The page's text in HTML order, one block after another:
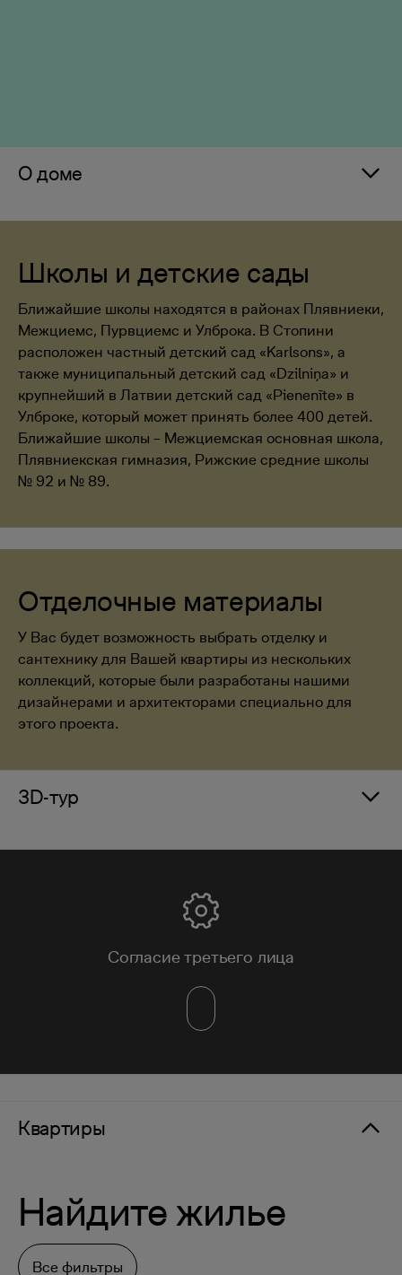
О доме
Школы и детские сады
Ближайшие школы находятся в районах Плявниеки,
Межциемс, Пурвциемс и Улброка. В Стопини
расположен частный детский сад «Karlsons», а
также муниципальный детский сад «Dzilniņa» и
крупнейший в Латвии детский сад «Pienenīte» в
Улброке, который может принять более 400 детей.
Ближайшие школы – Межциемская основная школа,
Плявниекская гимназия, Рижские средние школы
№ 92 и № 89.
Отделочные материалы
У Вас будет возможность выбрать отделку и
сантехнику для Вашей квартиры из нескольких
коллекций, которые были разработаны нашими
дизайнерами и архитекторами специально для
этого проекта.
3D-тур
Согласие третьего лица
Квартиры
Найдите жилье
Все фильтры